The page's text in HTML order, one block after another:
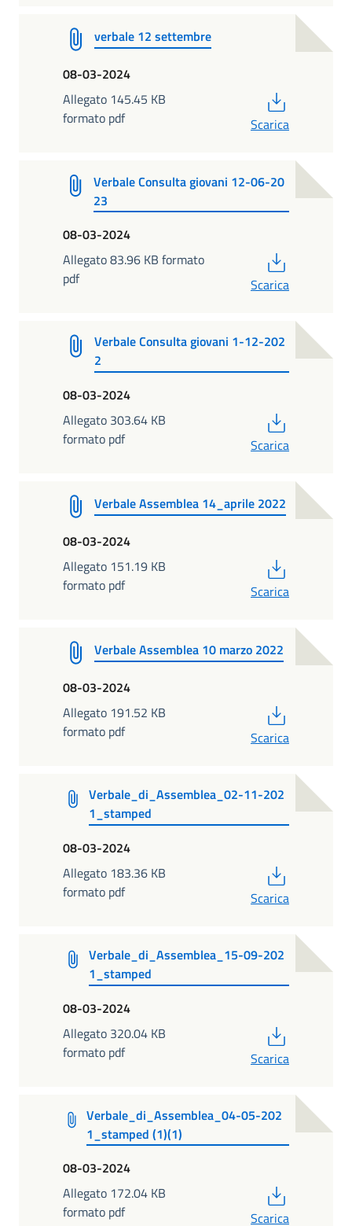
verbale 12 settembre
08-03-2024
Allegato 145.45 KB
formato pdf
Scarica
Verbale Consulta giovani 12-06-20
23
08-03-2024
Allegato 83.96 KB formato
pdf
Scarica
Verbale Consulta giovani 1-12-202
2
08-03-2024
Allegato 303.64 KB
formato pdf
Scarica
Verbale Assemblea 14_aprile 2022
08-03-2024
Allegato 151.19 KB
formato pdf
Scarica
Verbale Assemblea 10 marzo 2022
08-03-2024
Allegato 191.52 KB
formato pdf
Scarica
Verbale_di_Assemblea_02-11-202
1_stamped
08-03-2024
Allegato 183.36 KB
formato pdf
Scarica
Verbale_di_Assemblea_15-09-202
1_stamped
08-03-2024
Allegato 320.04 KB
formato pdf
Scarica
Verbale_di_Assemblea_04-05-202
1_stamped (1)(1)
08-03-2024
Allegato 172.04 KB
formato pdf
Scarica